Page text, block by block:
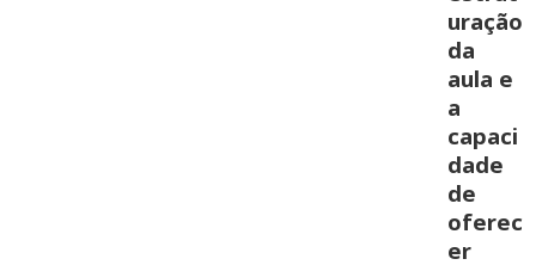
uração
da
aula e
a
capaci
dade
de
oferec
er